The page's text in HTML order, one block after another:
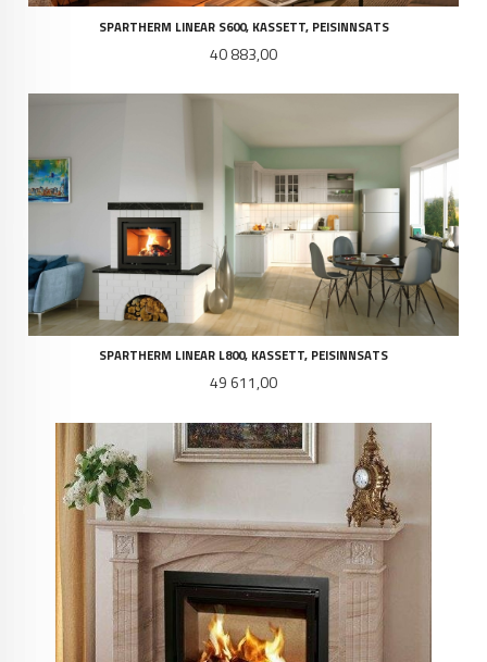
SPARTHERM LINEAR S600, KASSETT, PEISINNSATS
Pris
40 883,00
SPARTHERM LINEAR L800, KASSETT, PEISINNSATS
Pris
49 611,00